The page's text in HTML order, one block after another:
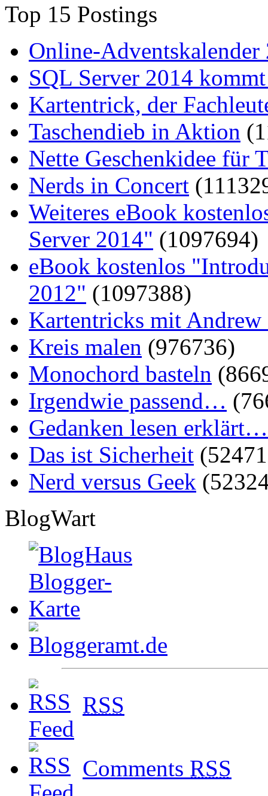
Top 15 Postings
Online-Adventskalender
SQL Server 2014
Kartentrick, der
Taschendieb in Aktion
Nette Geschenkidee für
Nerds in Concert
Weiteres eBook
Server 2014" (1097694)
eBook kostenlos
2012" (1097388)
Kartentricks mit
Kreis malen (976736)
Monochord basteln
Irgendwie passend…
Gedanken lesen erklärt…
Das ist Sicherheit
Nerd versus Geek
BlogWart
RSS
Comments RSS